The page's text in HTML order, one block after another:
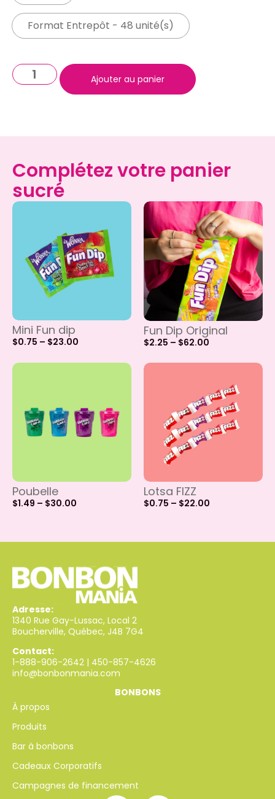
Format Entrepôt - 48 unité(s)
Ajouter au panier
Complétez votre panier
sucré
Mini Fun dip
$0.75 – $23.00
Fun Dip Original
$2.25 – $62.00
Poubelle
$1.49 – $30.00
Lotsa FIZZ
$0.75 – $22.00
Adresse:
1340 Rue Gay-Lussac, Local 2
Boucherville, Québec, J4B 7G4
Contact:
1-888-906-2642 | 450-857-4626
info@bonbonmania.com
BONBONS
À propos
Produits
Bar à bonbons
Cadeaux Corporatifs
Campagnes de financement